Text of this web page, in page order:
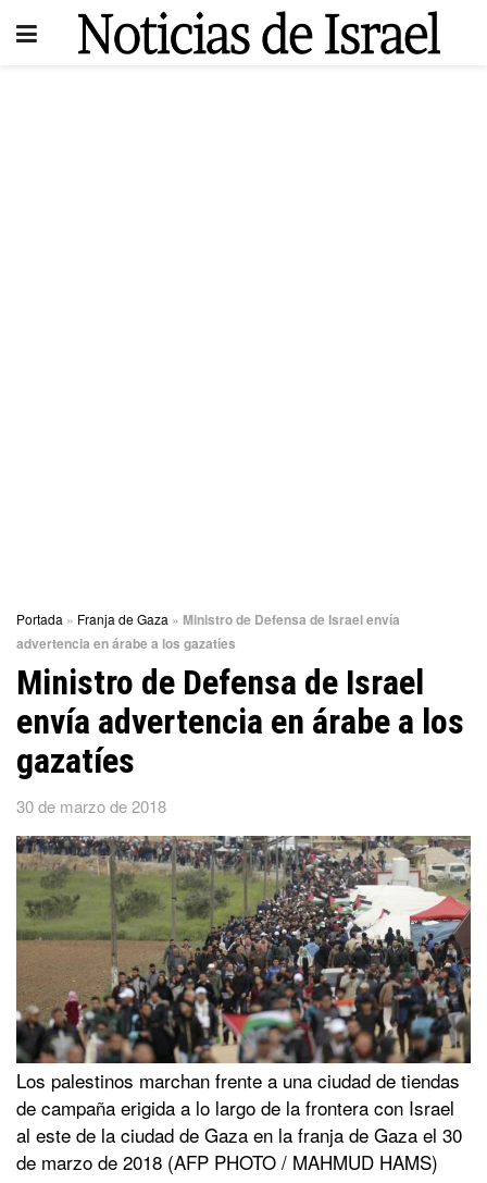
Portada » Franja de Gaza » Ministro de Defensa de Israel envía
advertencia en árabe a los gazatíes
Ministro de Defensa de Israel
envía advertencia en árabe a los
gazatíes
30 de marzo de 2018
Los palestinos marchan frente a una ciudad de tiendas
de campaña erigida a lo largo de la frontera con Israel
al este de la ciudad de Gaza en la franja de Gaza el 30
de marzo de 2018 (AFP PHOTO / MAHMUD HAMS)